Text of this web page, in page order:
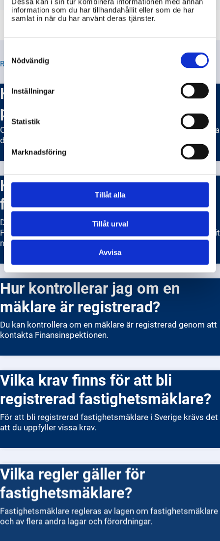
information som du har tillhandahållit eller som de har
samlat in när du har använt deras tjänster.
Selection
Nödvändig
Inställningar
Statistik
Marknadsföring
Tillåt alla
Tillåt urval
Avvisa
RELATERADE TIPS
Hur rapporterar jag misstänkt
penningtvätt?
Om du misstänker penningtvätt är det viktigt att rapportera
det till polisen eller Finansinspektionen.
Hur anmäler jag en
fastighetsmäklare?
Du kan anmäla en fastighetsmäklare till
Fastighetsmäklarinspektionen om du anser att de har brutit
mot mäklarlagen.
Hur kontrollerar jag om en
mäklare är registrerad?
Du kan kontrollera om en mäklare är registrerad genom att
kontakta Finansinspektionen.
Vilka krav finns för att bli
registrerad fastighetsmäklare?
För att bli registrerad fastighetsmäklare i Sverige krävs det
att du uppfyller vissa krav.
Vilka regler gäller för
fastighetsmäklare?
Fastighetsmäklare regleras av lagen om fastighetsmäklare
och av flera andra lagar och förordningar.